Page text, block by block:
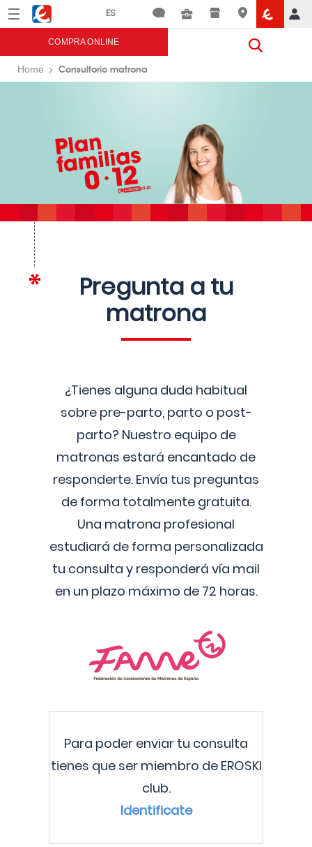
Menú Eroski
COMPRA ONLINE
Home Consultorio matrona
Pregunta a tu
matrona
¿Tienes alguna duda habitual
sobre pre-parto, parto o post-
parto? Nuestro equipo de
matronas estará encantado de
responderte. Envía tus preguntas
de forma totalmente gratuita.
Una matrona profesional
estudiará de forma personalizada
tu consulta y responderá vía mail
en un plazo máximo de 72 horas.
Para poder enviar tu consulta
tienes que ser miembro de EROSKI
club.
Identificate